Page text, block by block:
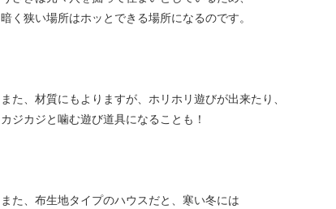
暗く狭い場所はホッとできる場所になるのです。
また、材質にもよりますが、ホリホリ遊びが出来たり、
カジカジと噛む遊び道具になることも！
また、布生地タイプのハウスだと、寒い冬には